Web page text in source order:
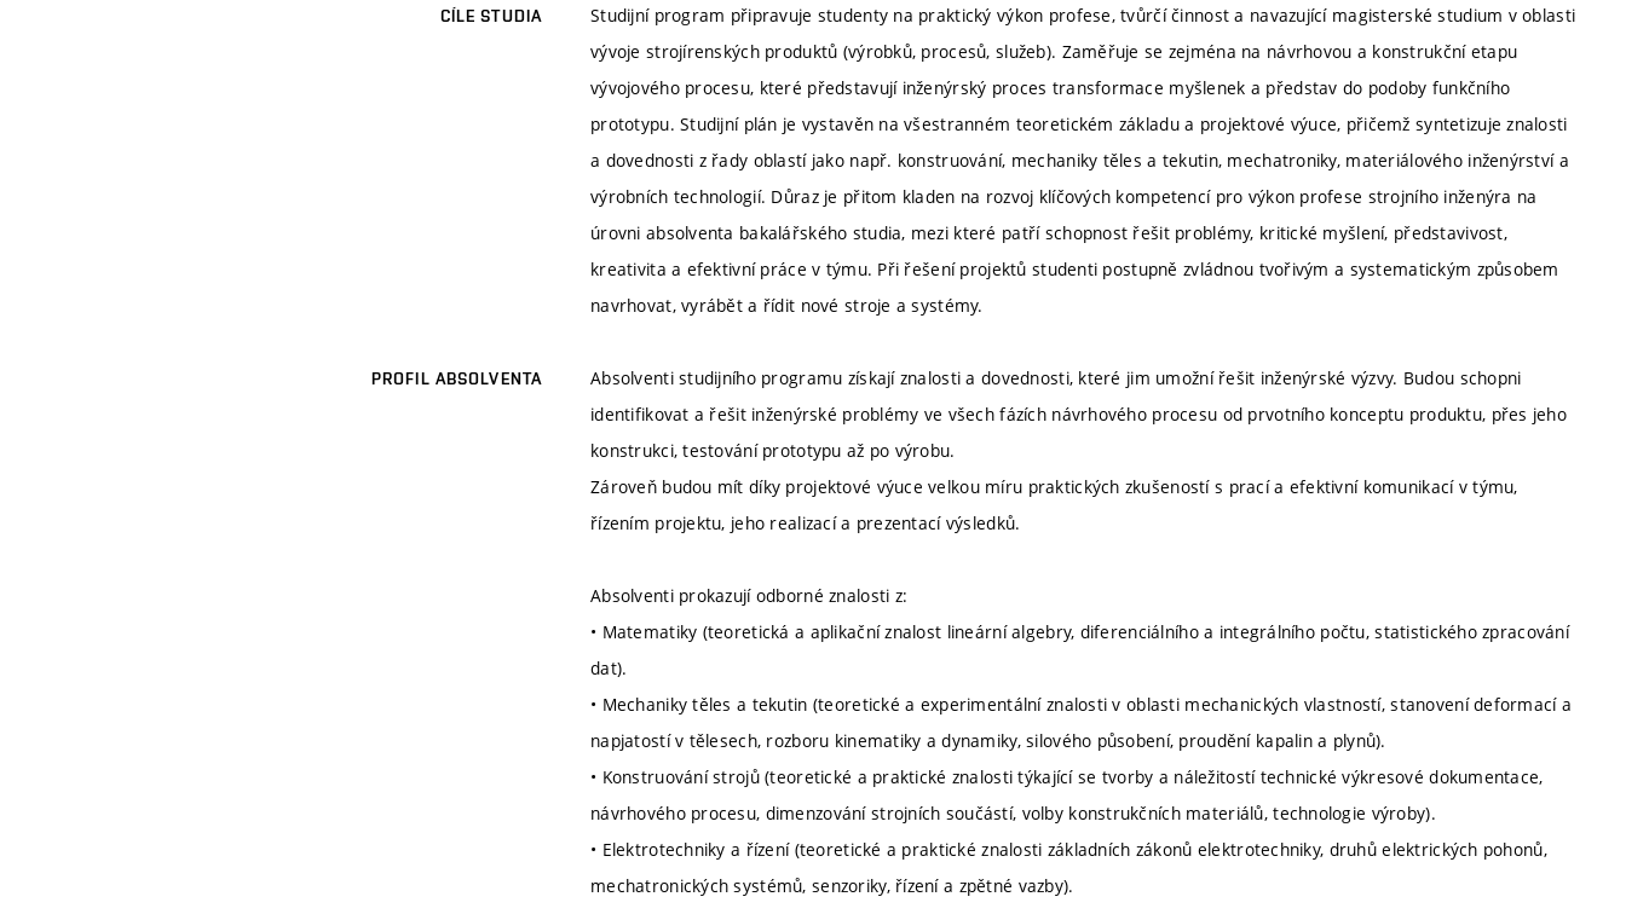
CÍLE STUDIA
Studijní program připravuje studenty na praktický výkon profese, tvůrčí činnost a navazující magisterské studium v oblasti
vývoje strojírenských produktů (výrobků, procesů, služeb). Zaměřuje se zejména na návrhovou a konstrukční etapu
vývojového procesu, které představují inženýrský proces transformace myšlenek a představ do podoby funkčního
prototypu. Studijní plán je vystavěn na všestranném teoretickém základu a projektové výuce, přičemž syntetizuje znalosti
a dovednosti z řady oblastí jako např. konstruování, mechaniky těles a tekutin, mechatroniky, materiálového inženýrství a
výrobních technologií. Důraz je přitom kladen na rozvoj klíčových kompetencí pro výkon profese strojního inženýra na
úrovni absolventa bakalářského studia, mezi které patří schopnost řešit problémy, kritické myšlení, představivost,
kreativita a efektivní práce v týmu. Při řešení projektů studenti postupně zvládnou tvořivým a systematickým způsobem
navrhovat, vyrábět a řídit nové stroje a systémy.
PROFIL ABSOLVENTA
Absolventi studijního programu získají znalosti a dovednosti, které jim umožní řešit inženýrské výzvy. Budou schopni
identifikovat a řešit inženýrské problémy ve všech fázích návrhového procesu od prvotního konceptu produktu, přes jeho
konstrukci, testování prototypu až po výrobu.
Zároveň budou mít díky projektové výuce velkou míru praktických zkušeností s prací a efektivní komunikací v týmu,
řízením projektu, jeho realizací a prezentací výsledků.
Absolventi prokazují odborné znalosti z:
• Matematiky (teoretická a aplikační znalost lineární algebry, diferenciálního a integrálního počtu, statistického zpracování
dat).
• Mechaniky těles a tekutin (teoretické a experimentální znalosti v oblasti mechanických vlastností, stanovení deformací a
napjatostí v tělesech, rozboru kinematiky a dynamiky, silového působení, proudění kapalin a plynů).
• Konstruování strojů (teoretické a praktické znalosti týkající se tvorby a náležitostí technické výkresové dokumentace,
návrhového procesu, dimenzování strojních součástí, volby konstrukčních materiálů, technologie výroby).
• Elektrotechniky a řízení (teoretické a praktické znalosti základních zákonů elektrotechniky, druhů elektrických pohonů,
mechatronických systémů, senzoriky, řízení a zpětné vazby).